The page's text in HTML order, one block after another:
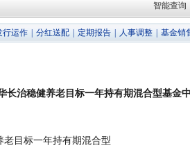
智能查询
行运作 分红送配 定期报告 人事调整 基金销
长治稳健养老目标一年持有期混合型基金
老目标一年持有期混合型